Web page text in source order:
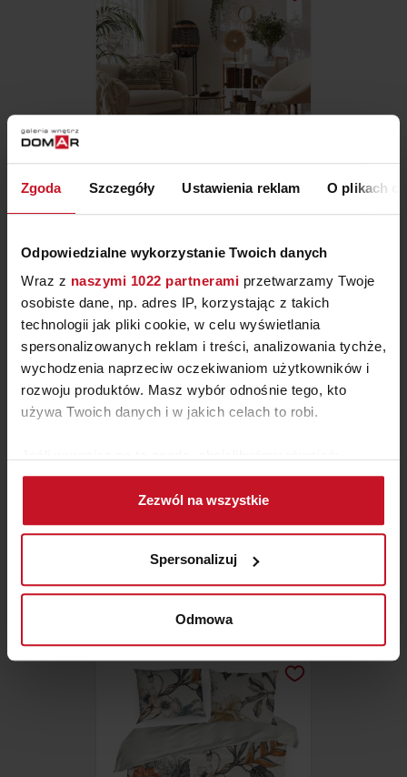
Zgoda Szczegóły Ustawienia reklam O plikach
Odpowiedzialne wykorzystanie Twoich danych
Wraz z naszymi 1022 partnerami przetwarzamy Twoje
osobiste dane, np. adres IP, korzystając z takich
technologii jak pliki cookie, w celu wyświetlania
spersonalizowanych reklam i treści, analizowania tychże,
wychodzenia naprzeciw oczekiwaniom użytkowników i
rozwoju produktów. Masz wybór odnośnie tego, kto
używa Twoich danych i w jakich celach to robi.
Gromadzić dane dotyczące Twojej lokalizacji
geograficznej z dokładnością nawet do kilku metrów
Identyfikować Twoje urządzenie, aktywnie
(fingerprinting, czyli wirtualny odcisk palca)
Dowiedz się więcej odnośnie tego, jak Twoje osobiste
dane są przetwarzane oraz ustaw własne preferencje w
zmienić lub wycofać swoją zgodę w dowolnej chwili.
Wykorzystujemy pliki cookie do spersonalizowania treści
i reklam, aby oferować funkcje społecznościowe i
analizować ruch w naszej witrynie. Informacje o tym, jak
korzystasz z naszej witryny, udostępniamy partnerom
Zezwól na wszystkie
Spersonalizuj
Odmowa
DYWAN HERITAGE 31241
ZAPYTAJ O CENĘ W SALONIE
PODUSZKI DEKORACYJNE
ŁEMPICKA